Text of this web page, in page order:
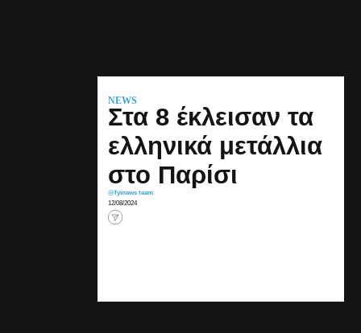
NEWS
Στα 8 έκλεισαν τα
ελληνικά μετάλλια
στο Παρίσι
@fyinews team
12/08/2024